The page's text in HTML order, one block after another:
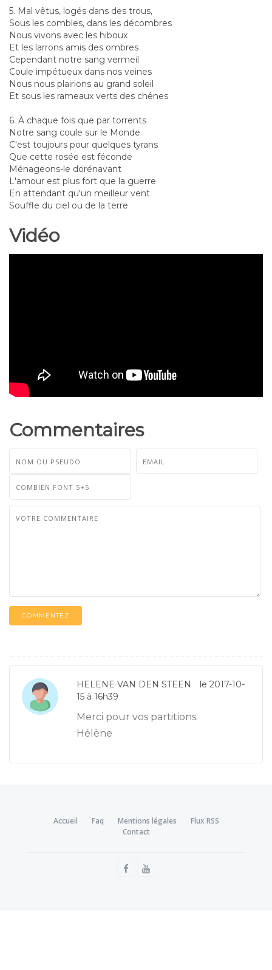
5. Mal vêtus, logés dans des trous,
Sous les combles, dans les décombres
Nous vivons avec les hiboux
Et les larrons amis des ombres
Cependant notre sang vermeil
Coule impétueux dans nos veines
Nous nous plairions au grand soleil
Et sous les rameaux verts des chênes
6. À chaque fois que par torrents
Notre sang coule sur le Monde
C'est toujours pour quelques tyrans
Que cette rosée est féconde
Ménageons-le dorénavant
L'amour est plus fort que la guerre
En attendant qu'un meilleur vent
Souffle du ciel ou de la terre
Vidéo
Commentaires
COMMENTEZ
HELENE VAN DEN STEEN
le 2017-10-
15 à 16h39
Merci pour vos partitions.
Hélène
Accueil Faq Mentions légales
Flux RSS
Contact